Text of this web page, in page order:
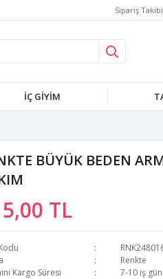
Sipariş Takibi
İÇ GİYİM
BÜYÜK BEDEN
TL
Renkte
Kargo Süresi
7-10 iş